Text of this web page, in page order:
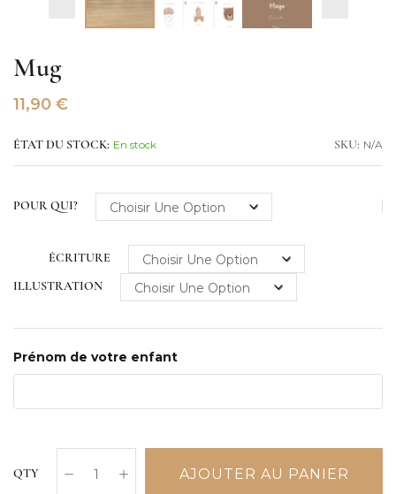
Mug
11,90 €
ÉTAT DU STOCK: En stock SKU: N/A
POUR QUI?
ÉCRITURE
ILLUSTRATION
Prénom de votre enfant
QTY AJOUTER AU PANIER